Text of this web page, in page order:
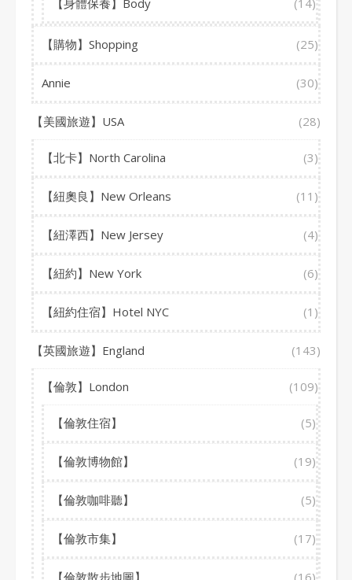
【身體保養】Body (14)
【購物】Shopping (25)
Annie (30)
【美國旅遊】USA (28)
【北卡】North Carolina (3)
【紐奧良】New Orleans (11)
【紐澤西】New Jersey (4)
【紐約】New York (6)
【紐約住宿】Hotel NYC (1)
【英國旅遊】England (143)
【倫敦】London (109)
【倫敦住宿】 (5)
【倫敦博物館】 (19)
【倫敦咖啡聽】 (5)
【倫敦市集】 (17)